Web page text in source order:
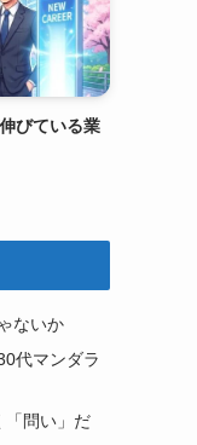
びている業
ないか
代マンダラ
「問い」だ